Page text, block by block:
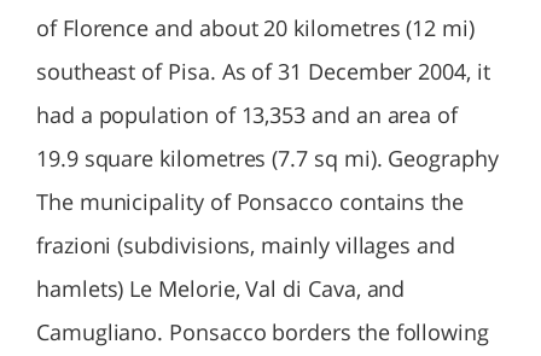
of Florence and about 20 kilometres (12 mi)
southeast of Pisa. As of 31 December 2004, it
had a population of 13,353 and an area of
19.9 square kilometres (7.7 sq mi). Geography
The municipality of Ponsacco contains the
frazioni (subdivisions, mainly villages and
hamlets) Le Melorie, Val di Cava, and
Camugliano. Ponsacco borders the following